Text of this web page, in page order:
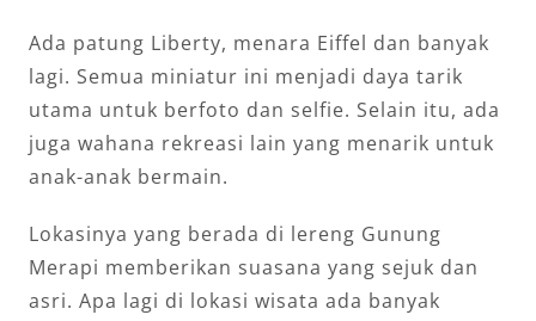
Ada patung Liberty, menara Eiffel dan banyak
lagi. Semua miniatur ini menjadi daya tarik
utama untuk berfoto dan selfie. Selain itu, ada
juga wahana rekreasi lain yang menarik untuk
anak-anak bermain.
Lokasinya yang berada di lereng Gunung
Merapi memberikan suasana yang sejuk dan
asri. Apa lagi di lokasi wisata ada banyak